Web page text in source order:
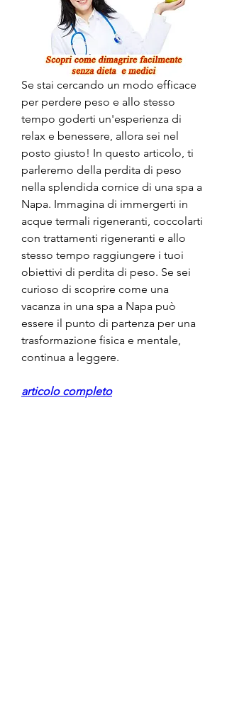
Se stai cercando un modo efficace
per perdere peso e allo stesso
tempo goderti un'esperienza di
relax e benessere, allora sei nel
posto giusto! In questo articolo, ti
parleremo della perdita di peso
nella splendida cornice di una spa a
Napa. Immagina di immergerti in
acque termali rigeneranti, coccolarti
con trattamenti rigeneranti e allo
stesso tempo raggiungere i tuoi
obiettivi di perdita di peso. Se sei
curioso di scoprire come una
vacanza in una spa a Napa può
essere il punto di partenza per una
trasformazione fisica e mentale,
continua a leggere.
articolo completo